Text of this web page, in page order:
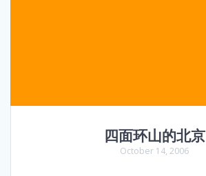
四面环山的北京
October 14, 2006